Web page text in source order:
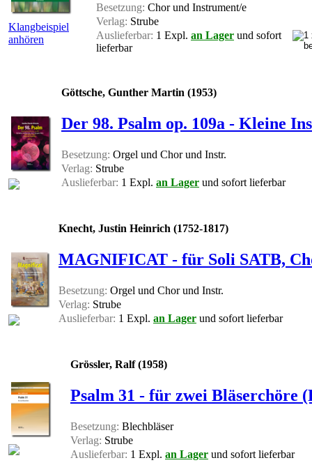
Klangbeispiel
anhören
Besetzung: Chor und Instrument/e
Verlag: Strube
Auslieferbar: 1 Expl. an Lager und sofort
lieferbar
Göttsche, Gunther Martin (1953)
Der 98. Psalm op. 109a - Kleine
Besetzung: Orgel und Chor und Instr.
Verlag: Strube
Auslieferbar: 1 Expl. an Lager und sofort lieferbar
Knecht, Justin Heinrich (1752-1817)
MAGNIFICAT - für Soli SATB,
Besetzung: Orgel und Chor und Instr.
Verlag: Strube
Auslieferbar: 1 Expl. an Lager und sofort lieferbar
Grössler, Ralf (1958)
Psalm 31 - für zwei Bläserchöre
Besetzung: Blechbläser
Verlag: Strube
Auslieferbar: 1 Expl. an Lager und sofort lieferbar